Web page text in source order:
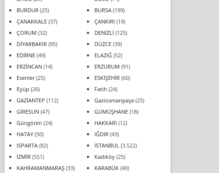
BURDUR (25) BURSA(199)
ÇANAKKALE(37) ÇANKIRI (19)
ÇORUM (32) DENİZLİ (125)
DİYARBAKIR (95) DÜZCE(39)
EDİRNE(49) ELAZIĞ(52)
ERZİNCAN(14) ERZURUM (91)
Esenler(25) ESKİŞEHİR (60)
Eyüp (26) Fatih (24)
GAZİANTEP (112) Gaziosmanpaşa(25)
GİRESUN(47) GÜMÜŞHANE(18)
Güngören (24) HAKKARİ (12)
HATAY(50) IĞDIR (43)
ISPARTA(82) İSTANBUL (3.522)
İZMİR (551) Kadıköy(25)
KAHRAMANMARAŞ(33) KARABÜK(40)